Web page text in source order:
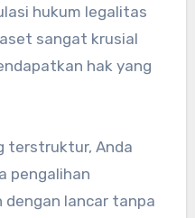
hukum legalitas
sangat krusial
hak yang
terstruktur, Anda
pengalihan
lancar tanpa